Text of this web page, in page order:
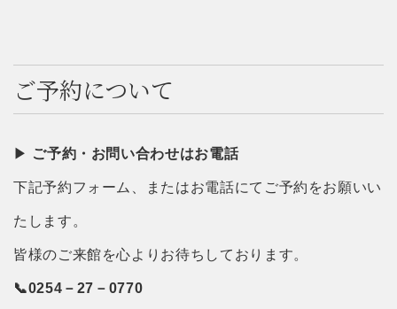
ご予約について
▶︎ ご予約・お問い合わせはお電話
下記予約フォーム、またはお電話にてご予約をお願いい
たします。
皆様のご来館を心よりお待ちしております。
📞0254－27－0770